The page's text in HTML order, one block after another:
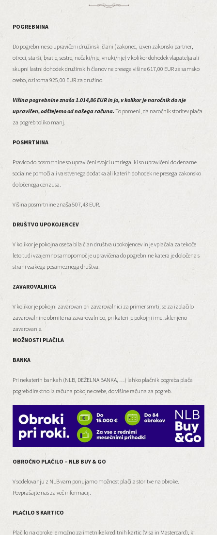
POGREBNINA
Do pogrebnine so upravičeni družinski člani (zakonec, izven zakonski partner,
otroci, starši, bratje, sestre, nečaki/nje, vnuki/nje) v kolikor dohodek vlagatelja ali
skupni lastni dohodek družinskih članov ne presega višine 617,00 EUR za samsko
osebo, oziroma 925,00 EUR za družino.
Višina pogrebnine znaša 1.014,86 EUR in jo, v kolikor je naročnik do nje
upravičen, odštejemo od našega računa.To pomeni, da naročnik storitev plača
za pogreb toliko manj.
POSMRTNINA
Pravico do posmrtnine so upravičeni svojci umrlega, ki so upravičeni do denarne
socialne pomoči ali varstvenega dodatka ali katerih dohodek ne presega zakonsko
določenega cenzusa.
Višina posmrtnine znaša 507,43 EUR.
DRUŠTVO UPOKOJENCEV
V kolikor je pokojna oseba bila član društva upokojencev in je vplačala za tekoče
leto tudi vzajemno samopomoč je upravičena do pogrebnine katera je določena s
strani vsakega posameznega društva.
ZAVAROVALNICA
V kolikor je pokojni zavarovan pri zavarovalnici za primer smrti, se za izplačilo
zavarovalnine obrnite na zavarovalnico, pri kateri je pokojni imel sklenjeno
zavarovanje.
MOŽNOSTI PLAČILA
BANKA
Pri nekaterih bankah (NLB, DEŽELNA BANKA, …) lahko plačnik pogreba plača
pogreb direktno iz računa pokojne osebe, do višine računa za pogreb.
OBROČNO PLAČILO – NLB BUY & GO
V sodelovanju z NLB vam ponujamo možnost plačila storitve na obroke.
Povprašajte nas za več informacij.
PLAČILO S KARTICO
Plačilo na obroke je možno za imetnike kreditnih kartic (Visa in Mastercard), ki